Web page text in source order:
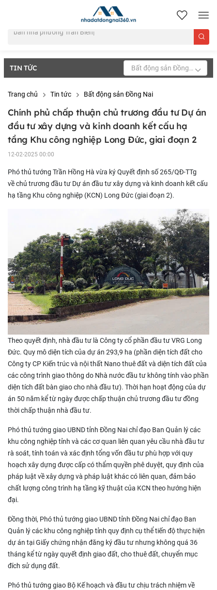
nhadatdongnai360.vn
TIN TỨC Bất động sản Đồng Nai
Trang chủ Tin tức Bất động sản Đồng Nai
Chính phủ chấp thuận chủ trương đầu tư Dự án
đầu tư xây dựng và kinh doanh kết cấu hạ
tầng Khu công nghiệp Long Đức, giai đoạn 2
12-02-2025 00:00
Phó thủ tướng Trần Hồng Hà vừa ký Quyết định số 265/QĐ-TTg
về chủ trương đầu tư Dự án đầu tư xây dựng và kinh doanh kết cấu
hạ tầng Khu công nghiệp (KCN) Long Đức (giai đoạn 2).
Theo quyết định, nhà đầu tư là Công ty cổ phần đầu tư VRG Long
Đức. Quy mô diện tích của dự án 293,9 ha (phần diện tích đất cho
Công ty CP Kiến trúc và nội thất Nano thuê đất và diện tích đất của
các công trình giao thông do Nhà nước đầu tư không tính vào phần
diện tích đất bàn giao cho nhà đầu tư). Thời hạn hoạt động của dự
án 50 năm kể từ ngày được chấp thuận chủ trương đầu tư đồng
thời chấp thuận nhà đầu tư.
Phó thủ tướng giao UBND tỉnh Đồng Nai chỉ đạo Ban Quản lý các
khu công nghiệp tỉnh và các cơ quan liên quan yêu cầu nhà đầu tư
rà soát, tính toán và xác định tổng vốn đầu tư phù hợp với quy
hoạch xây dựng được cấp có thẩm quyền phê duyệt, quy định của
pháp luật về xây dựng và pháp luật khác có liên quan, đảm bảo
chất lượng công trình hạ tầng kỹ thuật của KCN theo hướng hiện
đại.
Đồng thời, Phó thủ tướng giao UBND tỉnh Đồng Nai chỉ đạo Ban
Quản lý các khu công nghiệp tỉnh quy định cụ thể tiến độ thực hiện
dự án tại Giấy chứng nhận đăng ký đầu tư nhưng không quá 36
tháng kể từ ngày quyết định giao đất, cho thuê đất, chuyển mục
đích sử dụng đất.
Phó thủ tướng giao Bộ Kế hoạch và đầu tư chịu trách nhiệm về